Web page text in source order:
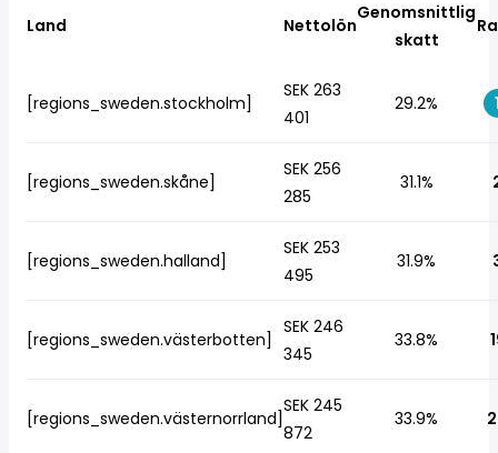
Land Nettolön
Genomsnittlig
skatt
[regions_sweden.stockholm]
SEK 263
401
29.2%
[regions_sweden.skåne]
SEK 256
285
31.1%
[regions_sweden.halland]
SEK 253
495
31.9%
[regions_sweden.västerbotten]
SEK 246
345
33.8%
[regions_sweden.västernorrland]
SEK 245
872
33.9%